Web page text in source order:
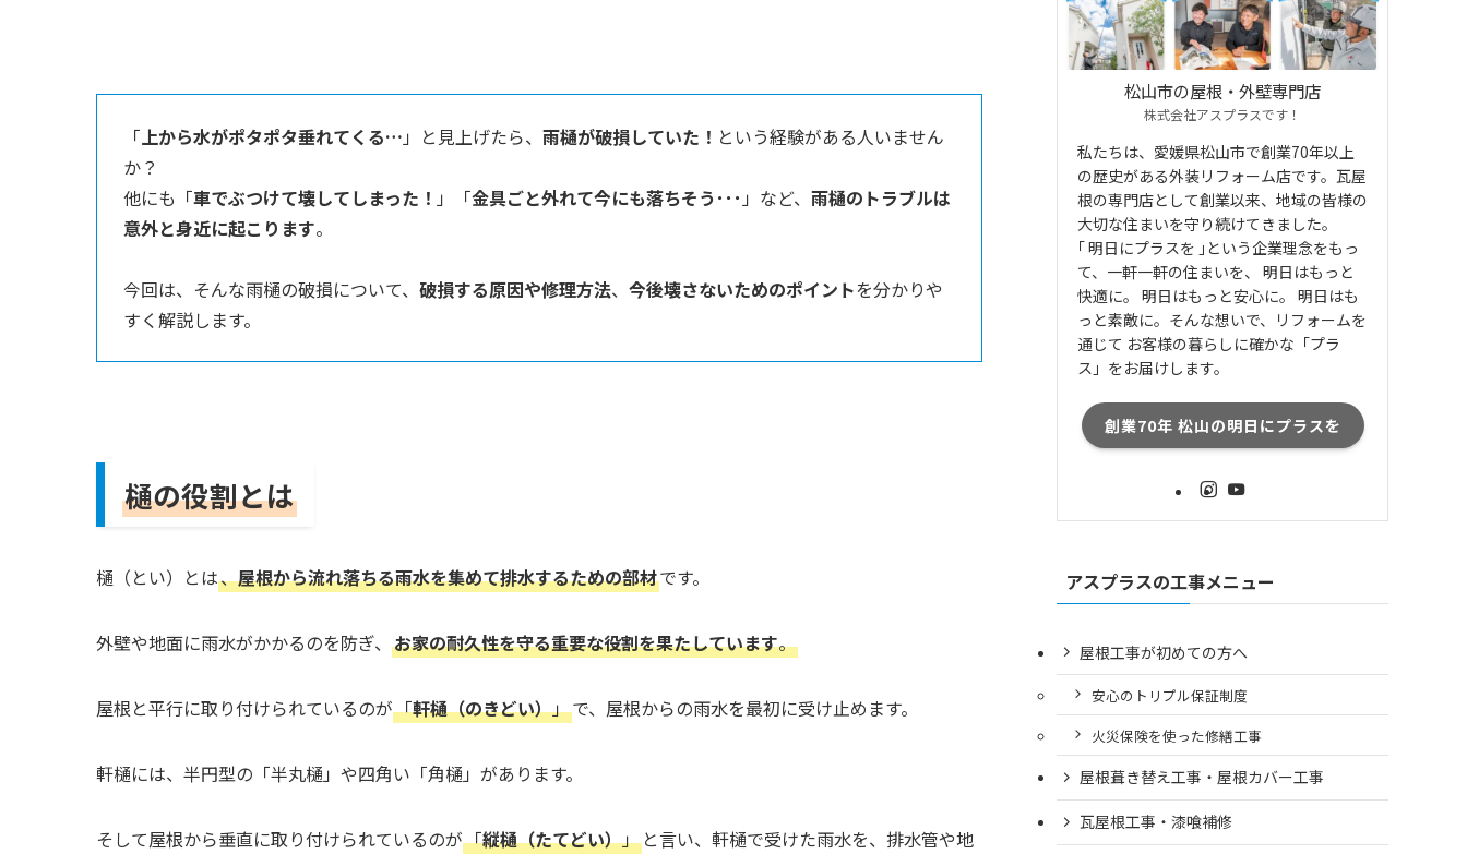
「上から水がポタポタ垂れてくる… 」と見上げたら、 雨樋が破損していた！ という経験がある人いません
か？
他にも「車でぶつけて壊してしまった！ 」「金具ごと外れて今にも落ちそう･･･ 」など、 雨樋のトラブルは
意外と身近に起こります。
今回は、そんな雨樋の破損について、 破損する原因や修理方法、 今後壊さないためのポイントを分かりや
すく解説します。
樋の役割とは
樋（とい）とは、屋根から流れ落ちる雨水を集めて排水するための部材です。
外壁や地面に雨水がかかるのを防ぎ、 お家の耐久性を守る重要な役割を果たしています。
屋根と平行に取り付けられているのが「軒樋（のきどい）」で、屋根からの雨水を最初に受け止めます。
軒樋には、半円型の「半丸樋」や四角い「角樋」があります。
そして屋根から垂直に取り付けられているのが「縦樋（たてどい）」 と言い、軒樋で受けた雨水を、排水管や地
松山市の屋根・外壁専門店
株式会社アスプラスです！
私たちは、愛媛県松山市で創業70年以上
の歴史がある外装リフォーム店です。瓦屋
根の専門店として創業以来、地域の皆様の
大切な住まいを守り続けてきました。
｢ 明日にプラスを ｣という企業理念をもっ
て、一軒一軒の住まいを、 明日はもっと
快適に。 明日はもっと安心に。 明日はも
っと素敵に。そんな想いで、リフォームを
通じて お客様の暮らしに確かな「プラ
ス」をお届けします。
創業70年 松山の明日にプラスを
アスプラスの工事メニュー
屋根工事が初めての方へ
安心のトリプル保証制度
火災保険を使った修繕工事
屋根葺き替え工事・屋根カバー工事
瓦屋根工事・漆喰補修